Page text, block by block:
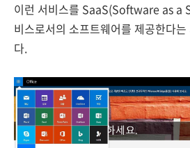
이런 서비스를 SaaS(Software as a
비스로서의 소프트웨어를 제공한다
다.